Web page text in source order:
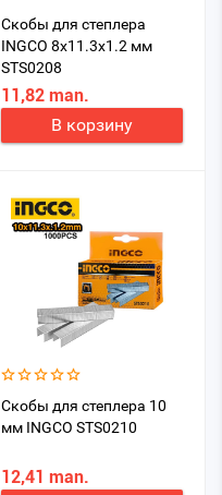
Скобы для степлера
INGCO 8x11.3x1.2 мм
STS0208
11,82 man.
В корзину
Скобы для степлера 10
мм INGCO STS0210
12,41 man.